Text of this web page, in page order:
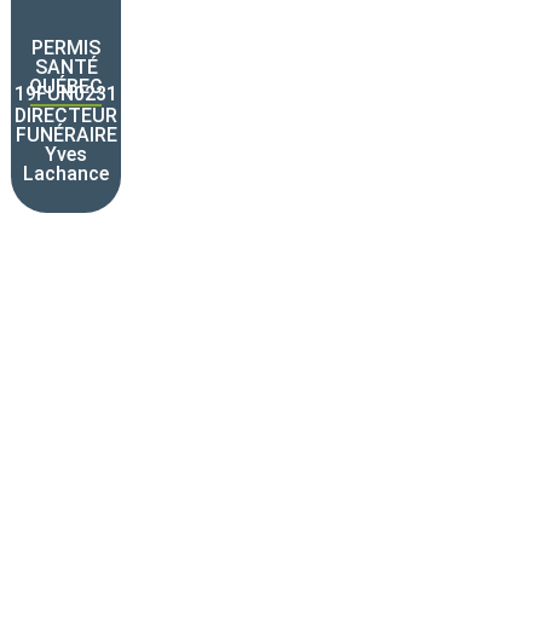
PERMIS
SANTÉ
QUÉBEC
19FUN0231
DIRECTEUR
FUNÉRAIRE
Yves
Lachance